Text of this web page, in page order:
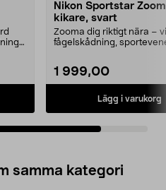
Nikon Sportstar
kikare, svart
Zooma dig riktigt nära –
fågelskådning,
1 999,00
Lägg i varukorg
samma kategori